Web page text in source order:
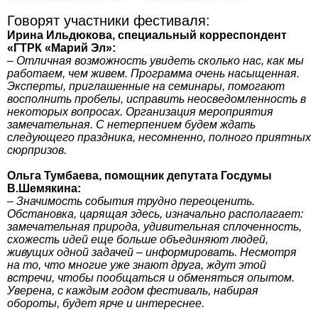
Говорят участники фестиваля:
Ирина Ильдюкова, специальный корреспондент
«ГТРК «Марий Эл»:
– Отличная возможность увидеть сколько нас, как мы
работаем, чем живем. Программа очень насыщенная.
Эксперты, приглашенные на семинары, помогают
восполнить пробелы, исправить неосведомленность в
некоторых вопросах. Организация мероприятия
замечательная. С нетерпением будем ждать
следующего праздника, несомненно, полного приятных
сюрпризов.
Ольга Тумбаева, помощник депутата Госдумы
В.Шемякина:
– Значимость события трудно переоценить.
Обстановка, царящая здесь, изначально располагает:
замечательная природа, удивительная сплоченность,
схожесть идей еще больше объединяют людей,
живущих одной задачей – информировать. Несмотря
на то, что многие уже знают друга, ждут этой
встречи, чтобы пообщаться и обменяться опытом.
Уверена, с каждым годом фестиваль, набирая
обороты, будет ярче и интереснее.